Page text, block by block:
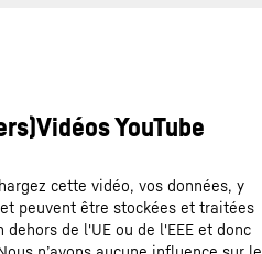
cette vidéo, vos données, y
peuvent être stockées et traitées
de l'UE ou de l'EEE et donc